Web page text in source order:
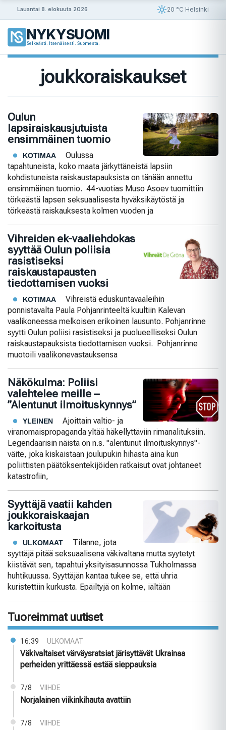
Lauantai 8. elokuuta 2026 20 °C Helsinki
NYKYSUOMI
Selkeästi. Itsenäisesti. Suomesta.
joukkoraiskaukset
Oulun
lapsiraiskausjutuista
ensimmäinen tuomio
KOTIMAA
Oulussa
tapahtuneista, koko maata järkyttäneistä lapsiin
kohdistuneista raiskaustapauksista on tänään annettu
ensimmäinen tuomio. 44-vuotias Muso Asoev tuomittiin
törkeästä lapsen seksuaalisesta hyväksikäytöstä ja
törkeästä raiskauksesta kolmen vuoden ja
Vihreiden ek-vaaliehdokas
syyttää Oulun poliisia
rasistiseksi
raiskaustapausten
tiedottamisen vuoksi
KOTIMAA
Vihreistä eduskuntavaaleihin
ponnistavalta Paula Pohjanrinteeltä kuultiin Kalevan
vaalikoneessa melkoisen erikoinen lausunto. Pohjanrinne
syytti Oulun poliisi rasistiseksi ja puolueelliseksi Oulun
raiskaustapauksista tiedottamisen vuoksi. Pohjanrinne
muotoili vaalikonevastauksensa
Näkökulma: Poliisi
valehtelee meille –
”Alentunut ilmoituskynnys”
YLEINEN
Ajoittain valtio- ja
viranomaispropaganda yltää häkellyttäviin rimanalituksiin.
Legendaarisin näistä on n.s. "alentunut ilmoituskynnys"-
väite, joka kiskaistaan joulupukin hihasta aina kun
poliittisten päätöksentekijöiden ratkaisut ovat johtaneet
katastrofiin,
Syyttäjä vaatii kahden
joukkoraiskaajan
karkoitusta
ULKOMAAT
Tilanne, jota
syyttäjä pitää seksuaalisena väkivaltana mutta syytetyt
kiistävät sen, tapahtui yksityisasunnossa Tukholmassa
huhtikuussa. Syyttäjän kantaa tukee se, että uhria
kuristettiin kurkusta. Epäiltyjä on kolme, iältään
Tuoreimmat uutiset
16:39 ULKOMAAT
Väkivaltaiset värväysratsiat järisyttävät Ukrainaa
perheiden yrittäessä estää sieppauksia
7/8 VIIHDE
Norjalainen viikinkihauta avattiin
7/8 VIIHDE